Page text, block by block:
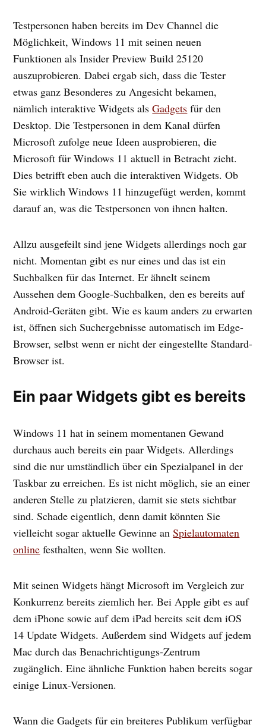
Testpersonen haben bereits im Dev Channel die
Möglichkeit, Windows 11 mit seinen neuen
Funktionen als Insider Preview Build 25120
auszuprobieren. Dabei ergab sich, dass die Tester
etwas ganz Besonderes zu Angesicht bekamen,
nämlich interaktive Widgets alsGadgets für den
Desktop. Die Testpersonen in dem Kanal dürfen
Microsoft zufolge neue Ideen ausprobieren, die
Microsoft für Windows 11 aktuell in Betracht zieht.
Dies betrifft eben auch die interaktiven Widgets. Ob
Sie wirklich Windows 11 hinzugefügt werden, kommt
darauf an, was die Testpersonen von ihnen halten.
Allzu ausgefeilt sind jene Widgets allerdings noch gar
nicht. Momentan gibt es nur eines und das ist ein
Suchbalken für das Internet. Er ähnelt seinem
Aussehen dem Google-Suchbalken, den es bereits auf
Android-Geräten gibt. Wie es kaum anders zu erwarten
ist, öffnen sich Suchergebnisse automatisch im Edge-
Browser, selbst wenn er nicht der eingestellte Standard-
Browser ist.
Ein paar Widgets gibt es bereits
Windows 11 hat in seinem momentanen Gewand
durchaus auch bereits ein paar Widgets. Allerdings
sind die nur umständlich über ein Spezialpanel in der
Taskbar zu erreichen. Es ist nicht möglich, sie an einer
anderen Stelle zu platzieren, damit sie stets sichtbar
sind. Schade eigentlich, denn damit könnten Sie
vielleicht sogar aktuelle Gewinne anSpielautomaten
online festhalten, wenn Sie wollten.
Mit seinen Widgets hängt Microsoft im Vergleich zur
Konkurrenz bereits ziemlich her. Bei Apple gibt es auf
dem iPhone sowie auf dem iPad bereits seit dem iOS
14 Update Widgets. Außerdem sind Widgets auf jedem
Mac durch das Benachrichtigungs-Zentrum
zugänglich. Eine ähnliche Funktion haben bereits sogar
einige Linux-Versionen.
Wann die Gadgets für ein breiteres Publikum verfügbar